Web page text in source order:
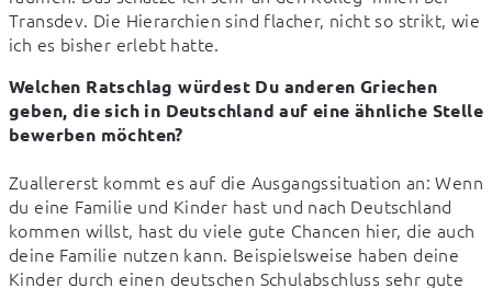
Transdev. Die Hierarchien sind flacher, nicht so strikt, wie
ich es bisher erlebt hatte.
Welchen Ratschlag würdest Du anderen Griechen
geben, die sich in Deutschland auf eine ähnliche Stelle
bewerben möchten?
Zuallererst kommt es auf die Ausgangssituation an: Wenn
du eine Familie und Kinder hast und nach Deutschland
kommen willst, hast du viele gute Chancen hier, die auch
deine Familie nutzen kann. Beispielsweise haben deine
Kinder durch einen deutschen Schulabschluss sehr gute